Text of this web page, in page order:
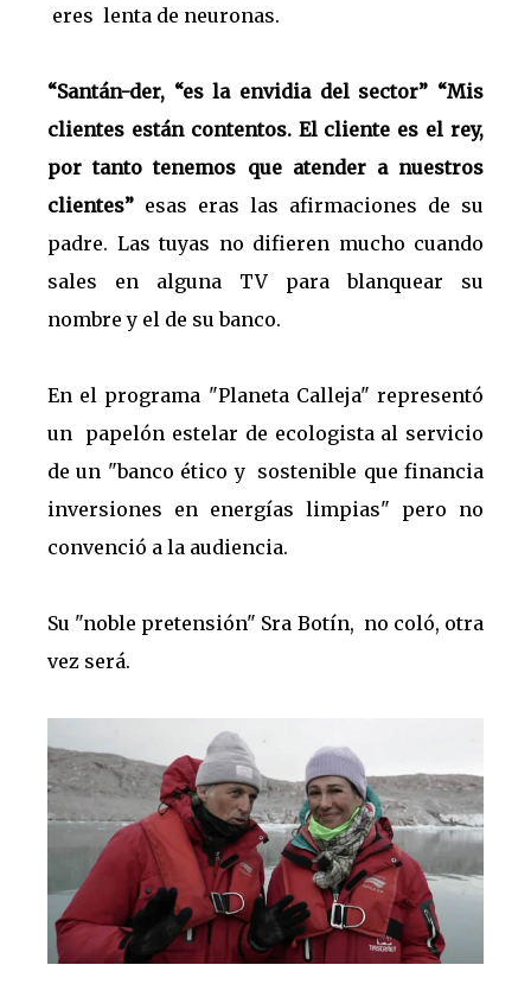
eres lenta de neuronas.
“Santán-der, “es la envidia del sector” “Mis
clientes están contentos. El cliente es el rey,
por tanto tenemos que atender a nuestros
clientes” esas eras las afirmaciones de su
padre. Las tuyas no difieren mucho cuando
sales en alguna TV para blanquear su
nombre y el de su banco.
En el programa "Planeta Calleja" representó
un papelón estelar de ecologista al servicio
de un "banco ético y sostenible que financia
inversiones en energías limpias" pero no
convenció a la audiencia.
Su "noble pretensión" Sra Botín, no coló, otra
vez será.